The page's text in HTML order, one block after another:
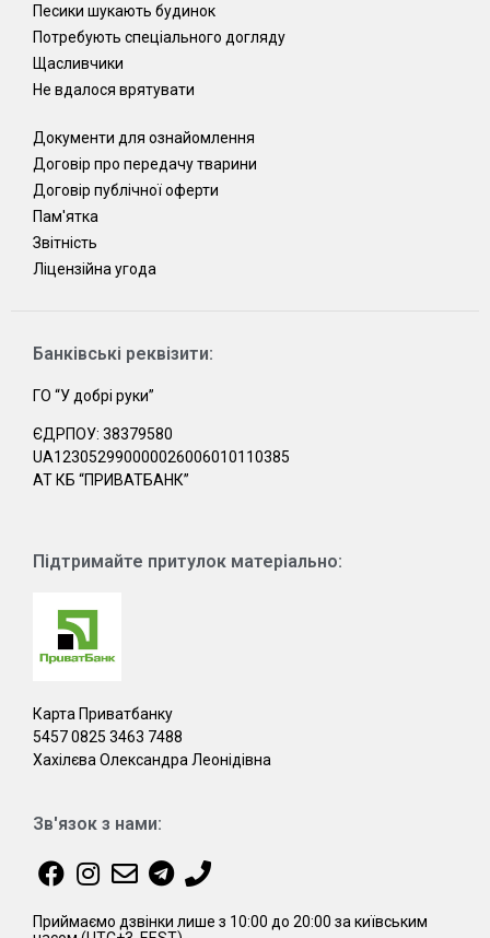
Песики шукають будинок
Потребують спеціального догляду
Щасливчики
Не вдалося врятувати
Документи для ознайомлення
Договір про передачу тварини
Договір публічної оферти
Пам'ятка
Звітність
Ліцензійна угода
Банківські реквізити:
ГО “У добрі руки”
ЄДРПОУ: 38379580
UA123052990000026006010110385
АТ КБ “ПРИВАТБАНК”
Підтримайте притулок матеріально:
Карта Приватбанку
5457 0825 3463 7488
Хахілєва Олександра Леонідівна
Зв'язок з нами:
Приймаємо дзвінки лише з 10:00 до 20:00 за київським